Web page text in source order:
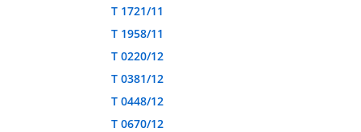
T 1721/11
T 1958/11
T 0220/12
T 0381/12
T 0448/12
T 0670/12